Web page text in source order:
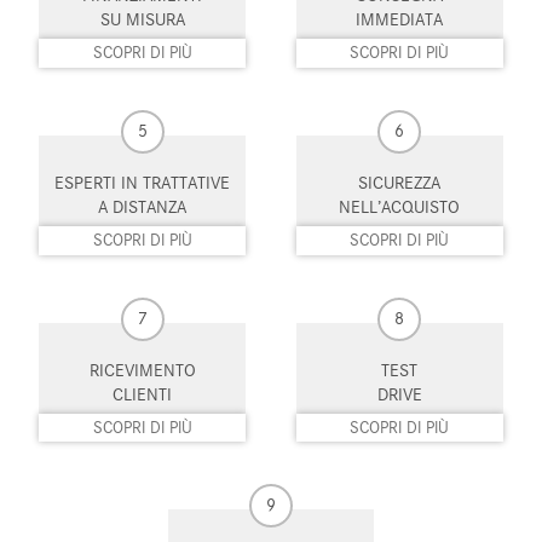
Leve al volante Limitatore di velocità
Luce d'ambiente Luci diurne
Luci diurne LED
Monitoraggio pressione
Pacchetto sportivo
Parabrezza riscaldabile Park Distance Control
Riconoscimento dei segnali
Schermo multifunzione
interamente digitale
Sedile passeggero ribaltabile Sensore di luce
Sensori di parcheggio posteriori Servosterzo
SU MISURA
SCOPRI DI PIÙ
IMMEDIATA
SCOPRI DI PIÙ
5
ESPERTI IN TRATTATIVE
A DISTANZA
SCOPRI DI PIÙ
6
SICUREZZA
NELL’ACQUISTO
SCOPRI DI PIÙ
7
RICEVIMENTO
CLIENTI
SCOPRI DI PIÙ
8
TEST
DRIVE
SCOPRI DI PIÙ
9